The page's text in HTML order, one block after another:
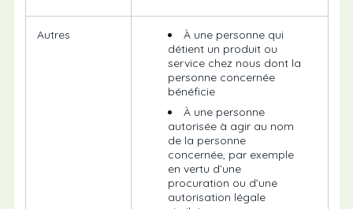
Autres
À une personne qui
détient un produit ou
service chez nous dont la
personne concernée
bénéficie
À une personne
autorisée à agir au nom
de la personne
concernée, par exemple
en vertu d’une
procuration ou d’une
autorisation légale